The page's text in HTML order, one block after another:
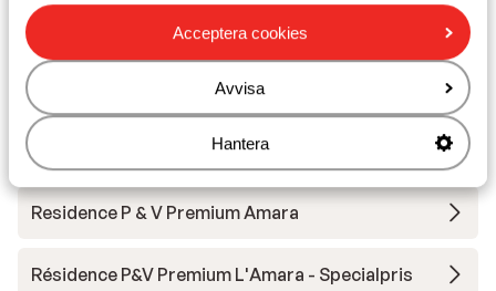
Acceptera cookies
Avvisa
Hantera
Andra boenden i Avoriaz
SOWELL COLLECTION Hôtel des Dromonts &
Spa
Residence P & V Premium Amara
Résidence P&V Premium L'Amara - Specialpris